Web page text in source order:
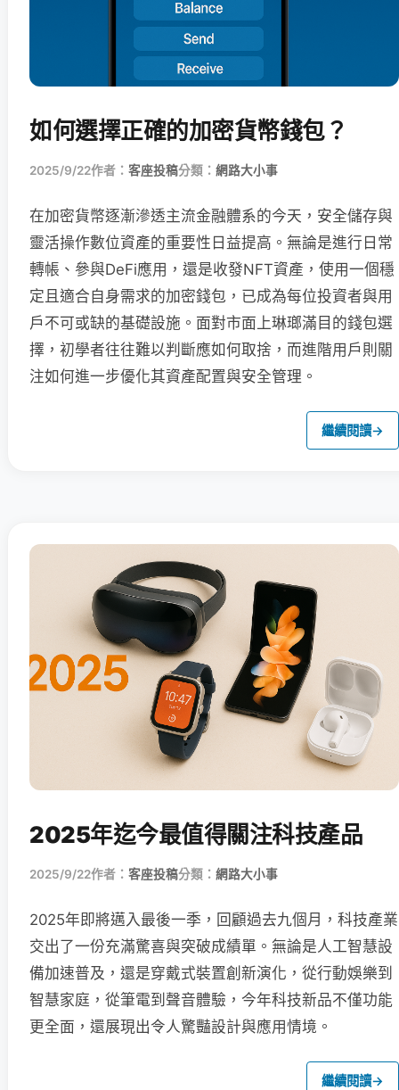
如何選擇正確的加密貨幣錢包？
2025/9/22作者： 客座投稿分類： 網路大小事
在加密貨幣逐漸滲透主流金融體系的今天，安全儲存與
靈活操作數位資產的重要性日益提高。無論是進行日常
轉帳、參與DeFi應用，還是收發NFT資產，使用一個穩
定且適合自身需求的加密錢包，已成為每位投資者與用
戶不可或缺的基礎設施。面對市面上琳瑯滿目的錢包選
擇，初學者往往難以判斷應如何取捨，而進階用戶則關
注如何進一步優化其資產配置與安全管理。
繼續閱讀→
2025年迄今最值得關注科技產品
2025/9/22作者： 客座投稿分類： 網路大小事
2025年即將邁入最後一季，回顧過去九個月，科技產業
交出了一份充滿驚喜與突破成績單。無論是人工智慧設
備加速普及，還是穿戴式裝置創新演化，從行動娛樂到
智慧家庭，從筆電到聲音體驗，今年科技新品不僅功能
更全面，還展現出令人驚豔設計與應用情境。
繼續閱讀→